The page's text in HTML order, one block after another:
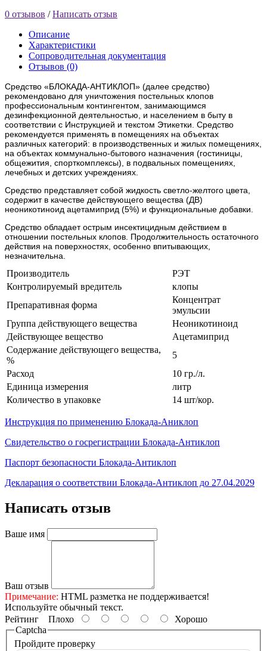
0 отзывов /Написать отзыв
Описание
Характеристики
Сопроводительная документация
Отзывов (0)
Средство «БЛОКАДА-АНТИКЛОП» (далее средство)
рекомендовано для уничтожения постельных клопов
профессиональным контингентом, занимающимся
дезинфекционной деятельностью, и населением в быту в
соответствии с Инструкцией и текстом Этикетки. Средство
рекомендуется применять в помещениях на объектах
различных категорий: в производственных и жилых помещениях,
на объектах коммунально-бытового назначения (гостиницы,
общежития, спорткомплексы), в подвальных помещениях,
лечебных и детских учреждениях.
Средство представляет собой жидкость светло-желтого цвета,
содержит в качестве действующего вещества (ДВ)
неоникотиноид ацетамиприд (5%) и функциональные добавки.
Средство обладает острым инсектицидным действием в
отношении постельных клопов. Продолжительность остаточного
действия на поверхностях, особенно впитывающих,
незначительна.
Производитель
РЭТ
Контролируемый вредитель
клопы
Препаративная форма
Концентрат
эмульсии
Группа действующего вещества
Неоникотиноид
Действующее вещество
Ацетамиприд
Содержание действующего вещества,
%
5
Расход
10 гр./л.
Единица измерения
литр
Количество в упаковке
14 шт/кор.
Инструкция по применению Блокада-Аниклоп
Свидетельство о госрегистрации Блокада-Антиклоп
Паспорт безопасности Блокада-Антиклоп
Декларация о соответствии Блокада-Антиклоп до 27.04.2029
Написать отзыв
Ваше имя
Ваш отзыв
Примечание: HTML разметка не поддерживается!
Используйте обычный текст.
Рейтинг Плохо
Хорошо
Captcha
Пройдите проверку